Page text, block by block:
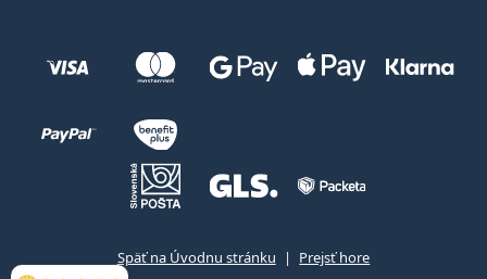
Späť na Úvodnu stránku Prejsť hore